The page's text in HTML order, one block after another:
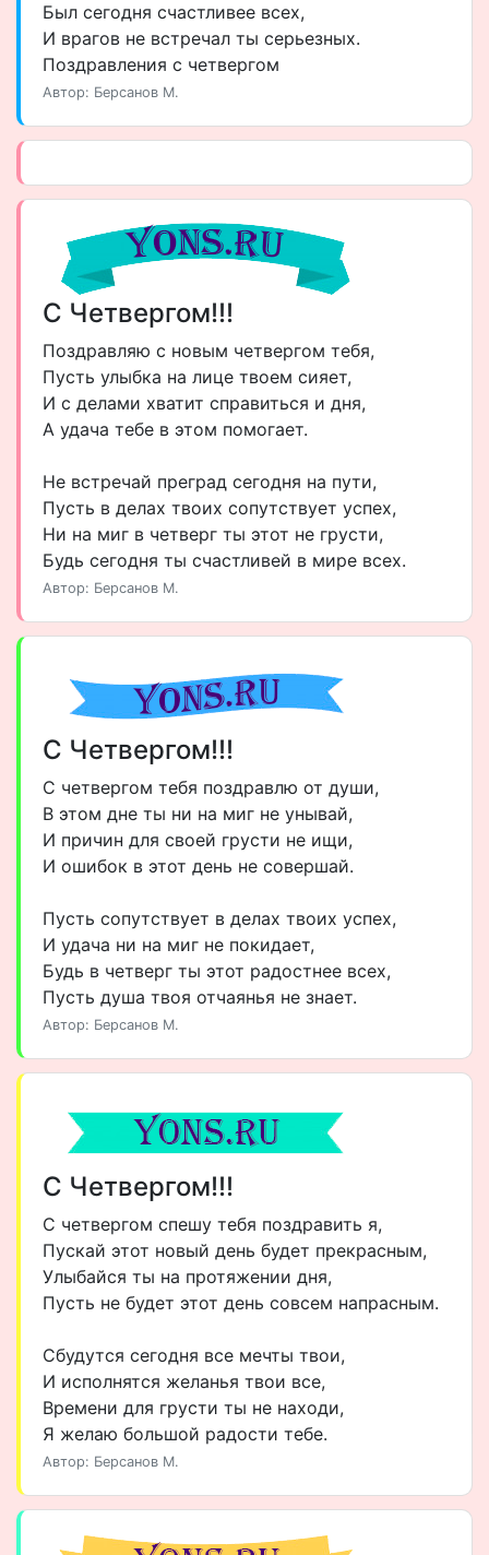
Был сегодня счастливее всех,
И врагов не встречал ты серьезных.
Поздравления с четвергом
Автор: Берсанов М.
С Четвергом!!!
Поздравляю с новым четвергом тебя,
Пусть улыбка на лице твоем сияет,
И с делами хватит справиться и дня,
А удача тебе в этом помогает.
Не встречай преград сегодня на пути,
Пусть в делах твоих сопутствует успех,
Ни на миг в четверг ты этот не грусти,
Будь сегодня ты счастливей в мире всех.
Автор: Берсанов М.
С Четвергом!!!
С четвергом тебя поздравлю от души,
В этом дне ты ни на миг не унывай,
И причин для своей грусти не ищи,
И ошибок в этот день не совершай.
Пусть сопутствует в делах твоих успех,
И удача ни на миг не покидает,
Будь в четверг ты этот радостнее всех,
Пусть душа твоя отчаянья не знает.
Автор: Берсанов М.
С Четвергом!!!
С четвергом спешу тебя поздравить я,
Пускай этот новый день будет прекрасным,
Улыбайся ты на протяжении дня,
Пусть не будет этот день совсем напрасным.
Сбудутся сегодня все мечты твои,
И исполнятся желанья твои все,
Времени для грусти ты не находи,
Я желаю большой радости тебе.
Автор: Берсанов М.